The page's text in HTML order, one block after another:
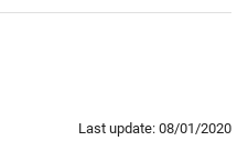
Last update: 08/01/2020